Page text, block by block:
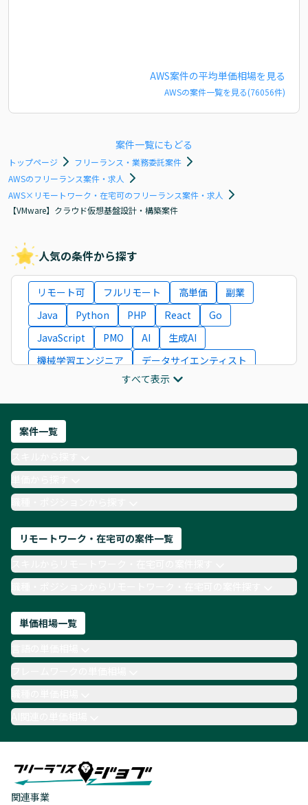
AWS案件の平均単価相場を見る
AWSの案件一覧を見る(76056件)
案件一覧にもどる
トップページ
フリーランス・業務委託案件
AWSのフリーランス案件・求人
AWS×リモートワーク・在宅可のフリーランス案件・求人
【VMware】クラウド仮想基盤設計・構築案件
人気の条件から探す
リモート可 フルリモート 高単価
副業
Java
Python PHP React
Go
JavaScript
PMO AI
生成AI
機械学習エンジニア
データサイエンティスト
ITコンサルタント
フロントエンドエンジニア
ネットワークエンジニア
AIエンジニア
Webデザイナー
月収100万円 業務委託
COBOL
Ruby
TypeScript
Laravel AWS
すべて表示
案件一覧
単価から探す
職種・ポジションから探す
リモートワーク・在宅可の案件一覧
職種・ポジションからリモートワーク・在宅可の案件探す
単価相場一覧
職種の単価相場
AI関連の単価相場
関連事業